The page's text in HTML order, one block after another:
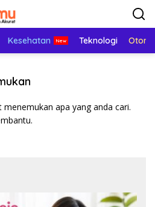
Kesehatan Teknologi
apa yang anda cari.